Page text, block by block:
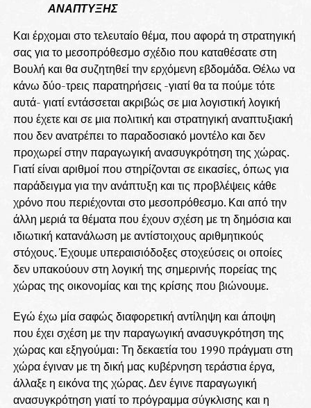
ΑΝΑΠΤΥΞΗΣ
Και έρχομαι στο τελευταίο θέμα, που αφορά τη στρατηγική
σας για το μεσοπρόθεσμο σχέδιο που καταθέσατε στη
Βουλή και θα συζητηθεί την ερχόμενη εβδομάδα. Θέλω να
κάνω δύο-τρεις παρατηρήσεις -γιατί θα τα πούμε τότε
αυτά- γιατί εντάσσεται ακριβώς σε μια λογιστική λογική
που έχετε και σε μια πολιτική και στρατηγική αναπτυξιακή
που δεν ανατρέπει το παραδοσιακό μοντέλο και δεν
προχωρεί στην παραγωγική ανασυγκρότηση της χώρας.
Γιατί είναι αριθμοί που στηρίζονται σε εικασίες, όπως για
παράδειγμα για την ανάπτυξη και τις προβλέψεις κάθε
χρόνο που περιέχονται στο μεσοπρόθεσμο. Και από την
άλλη μεριά τα θέματα που έχουν σχέση με τη δημόσια και
ιδιωτική κατανάλωση με αντίστοιχους αριθμητικούς
στόχους. Έχουμε υπεραισιόδοξες στοχεύσεις οι οποίες
δεν υπακούουν στη λογική της σημερινής πορείας της
χώρας της οικονομίας και της κρίσης που βιώνουμε.
Εγώ έχω μία σαφώς διαφορετική αντίληψη και άποψη
που έχει σχέση με την παραγωγική ανασυγκρότηση της
χώρας και εξηγούμαι: Τη δεκαετία του 1990 πράγματι στη
χώρα έγιναν με τη δική μας κυβέρνηση τεράστια έργα,
άλλαξε η εικόνα της χώρας. Δεν έγινε παραγωγική
ανασυγκρότηση γιατί το πρόγραμμα σύγκλισης και η